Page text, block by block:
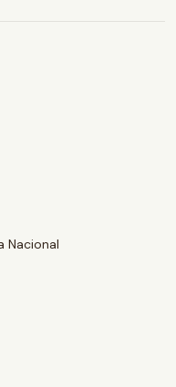
Nacional